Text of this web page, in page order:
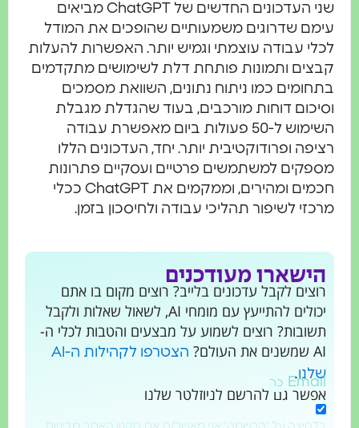
שני העדכונים החדשים של ChatGPT מביאים
עימם שדרוגים משמעותיים שהופכים את המודל
לכלי עבודה עוצמתי וגמיש יותר. האפשרות להעלות
קבצים ותמונות פותחת דלת לשימושים מתקדמים
בתחומים כמו ניתוח נתונים, השוואת מסמכים
וסיכום דוחות מורכבים, בעוד שהגדלת מגבלת
השימוש ל-50 פעולות ביום מאפשרת עבודה
רציפה ופרודוקטיבית יותר. יחד, העדכונים הללו
מספקים למשתמשים פרטיים ועסקיים פתרונות
חכמים ומהירים, וממקמים את ChatGPT ככלי
מרכזי לשיפור תהליכי עבודה ולחיסכון בזמן.
הישארו מעודכנים
רוצים לקבל עדכונים בלייב? רוצים מקום בו אתם
יכולים להתייעץ עם מומחי AI, לשאול שאלות ולקבל
תשובות? רוצים לשמוע על מבצעים והטבות לכלי ה-
הצטרפו לקהילות ה-AI
שלנו.
אפשר גם להרשם לניוזלטר שלנו
Email